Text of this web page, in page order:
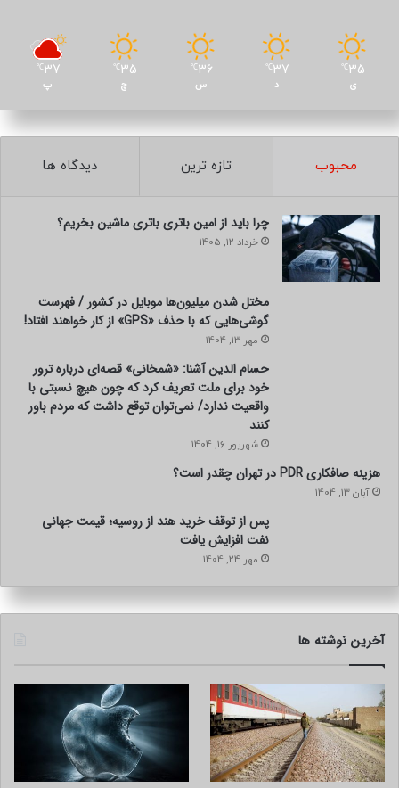
35
℃
ی
37
℃
د
36
℃
س
35
℃
چ
37
℃
پ
محبوب تازه ترین دیدگاه ها
چرا باید از امین باتری باتری ماشین بخریم؟
خرداد 12, 1405
مختل شدن میلیون‌ها موبایل در کشور / فهرست
گوشی‌هایی که با حذف «GPS» از کار خواهند افتاد!
مهر 13, 1404
حسام الدین آشنا: «شمخانی» قصه‌ای درباره ترور
خود برای ملت تعریف کرد که چون هیچ نسبتی با
واقعیت ندارد/ نمی‌توان توقع داشت که مردم باور
کنند
شهریور 16, 1404
هزینه صافکاری PDR در تهران چقدر است؟
آبان 13, 1404
پس از توقف خرید هند از روسیه؛ قیمت جهانی
نفت افزایش یافت
مهر 24, 1404
آخرین نوشته ها